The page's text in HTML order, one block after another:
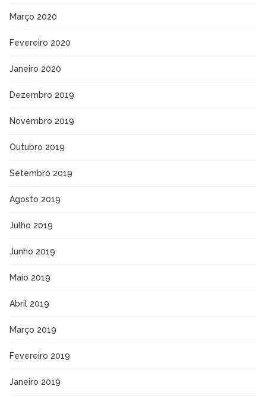
Março 2020
Fevereiro 2020
Janeiro 2020
Dezembro 2019
Novembro 2019
Outubro 2019
Setembro 2019
Agosto 2019
Julho 2019
Junho 2019
Maio 2019
Abril 2019
Março 2019
Fevereiro 2019
Janeiro 2019